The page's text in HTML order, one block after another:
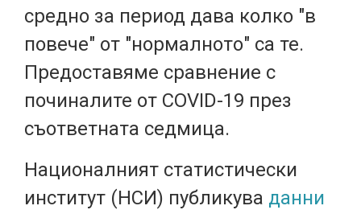
средно за период дава колко "в
повече" от "нормалното" са те.
Предоставяме сравнение с
починалите от COVID-19 през
съответната седмица.
Националният статистически
институт (НСИ) публикува данни